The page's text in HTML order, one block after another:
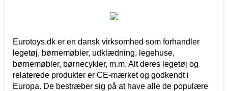
Eurotoys.dk er en dansk virksomhed som forhandler
legetøj, børnemøbler, udklædning, legehuse,
børnemøbler, børnecykler, m.m. Alt deres legetøj og
relaterede produkter er CE-mærket og godkendt i
Europa. De bestræber sig på at have alle de populære